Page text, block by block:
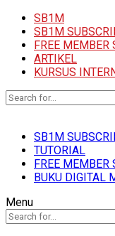
SB1M
SB1M
FREE MEMBER
ARTIKEL
KURSUS
SB1M
TUTORIAL
FREE MEMBER
BUKU DIGITAL
Menu